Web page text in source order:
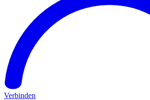
Verbinden